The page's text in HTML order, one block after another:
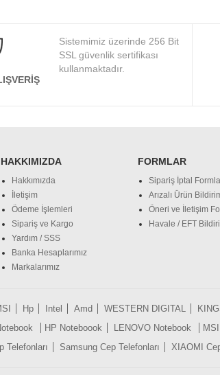
Sistemimiz üzerinde 256 Bit
SSL güvenlik sertifikası
kullanmaktadır.
HAKKIMIZDA
Hakkımızda
İletişim
Ödeme İşlemleri
Sipariş ve Kargo
Yardım / SSS
Banka Hesaplarımız
Markalarımız
FORMLAR
Sipariş İptal
Arızalı Ürün
Öneri ve İletişim
Havale / EFT
Hp Intel Amd WESTERN DIGITAL
HP Noteboook LENOVO Notebook
Telefonları Samsung Cep Telefonları XIAOMI